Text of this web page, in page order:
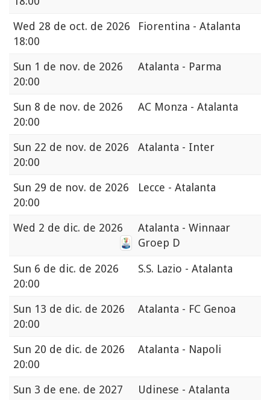
Wed 28 de oct. de 2026
18:00
Fiorentina - Atalanta
Sun 1 de nov. de 2026
20:00
Atalanta - Parma
Sun 8 de nov. de 2026
20:00
AC Monza - Atalanta
Sun 22 de nov. de 2026
20:00
Atalanta - Inter
Sun 29 de nov. de 2026
20:00
Lecce - Atalanta
Wed 2 de dic. de 2026
Atalanta - Winnaar
Groep D
Sun 6 de dic. de 2026
20:00
S.S. Lazio - Atalanta
Sun 13 de dic. de 2026
20:00
Atalanta - FC Genoa
Sun 20 de dic. de 2026
20:00
Atalanta - Napoli
Sun 3 de ene. de 2027
Udinese - Atalanta